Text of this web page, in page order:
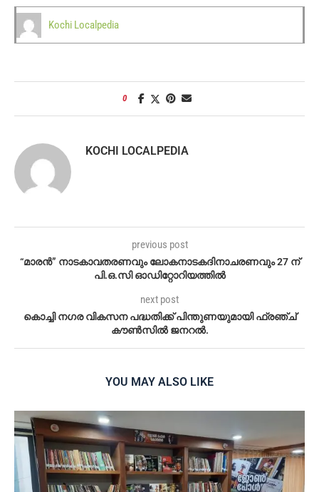
Kochi Localpedia
0
KOCHI LOCALPEDIA
previous post
“മാരൻ” നാടകാവതരണവും ലോകനാടകദിനാചരണവും 27 ന്
പി.ഒ.സി ഓഡിറ്റോറിയത്തിൽ
next post
കൊച്ചി നഗര വികസന പദ്ധതിക്ക് പിന്തുണയുമായി ഫ്രഞ്ച്
കൗൺസിൽ ജനറൽ.
YOU MAY ALSO LIKE